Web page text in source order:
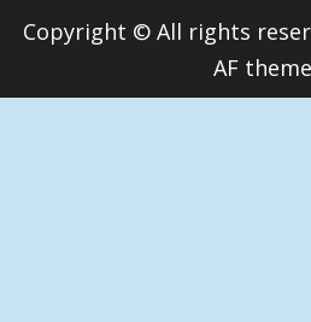
社
科
技
影
劇
Copyright © All rights
AF